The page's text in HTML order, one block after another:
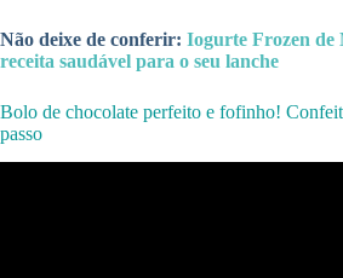
Não deixe de conferir: Iogurte Frozen
receita saudável para o seu lanche
Bolo de chocolate perfeito e fofinho!
passo